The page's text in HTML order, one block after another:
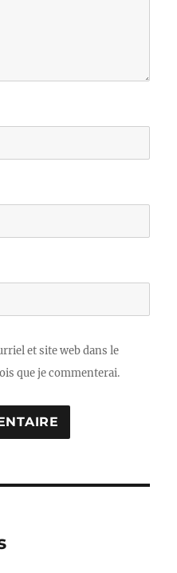
et site web dans le
que je commenterai.